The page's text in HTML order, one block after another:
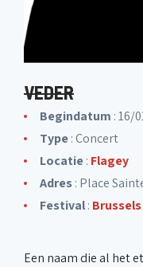
VEDER
Begindatum : 16/
Type: Concert
Locatie: Flagey
Adres: Place
Festival:
Een naam die al het